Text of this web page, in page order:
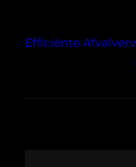
Efficiënte